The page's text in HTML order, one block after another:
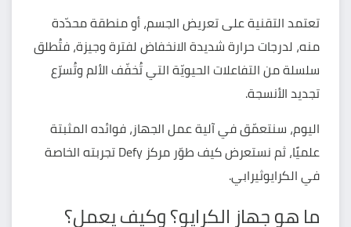
تعتمد التقنية على تعريض الجسم، أو منطقة محدّدة
منه، لدرجات حرارة شديدة الانخفاض لفترة وجيزة، فتُطلق
سلسلة من التفاعلات الحيويّة التي تُخفّف الألم وتُسرّع
تجديد الأنسجة.
اليوم، سنتعمّق في آلية عمل الجهاز، فوائده المثبتة
علميًا، ثم نستعرض كيف طوّر مركز Defyتجربته الخاصة
في الكرايوثيرابي.
ما هو جهاز الكرايو؟ وكيف يعمل؟